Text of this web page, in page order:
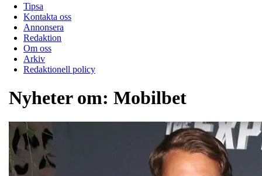
Tipsa
Kontakta oss
Annonsera
Redaktion
Om oss
Arkiv
Redaktionell policy
Nyheter om: Mobilbet